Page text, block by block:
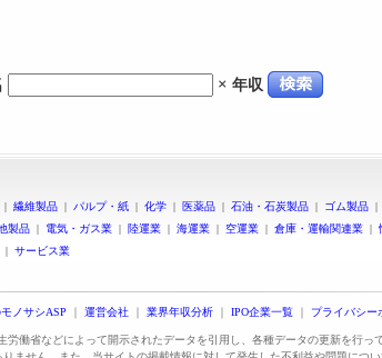
× 年収
| 繊維製品 | パルプ・紙 | 化学 | 医薬品 | 石油・石炭製品 | ゴム製品
製品 | 電気・ガス業 | 陸運業 | 海運業 | 空運業 | 倉庫・運輸関連業 |
| サービス業
ノサシASP ｜ 運営会社 ｜ 業界年収分析 ｜ IPO企業一覧 ｜ プライバシー
働省などによって開示されたデータを引用し、各種データの更新を行っ